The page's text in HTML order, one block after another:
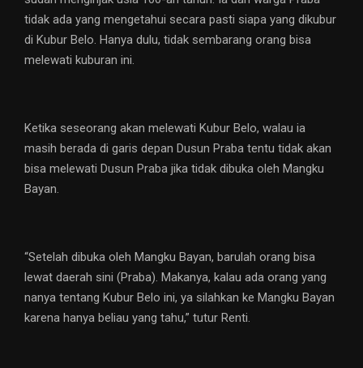
tidak ada yang mengetahui secara pasti siapa yang dikubur
di Kubur Belo. Hanya dulu, tidak sembarang orang bisa
melewati kuburan ini.
Ketika seseorang akan melewati Kubur Belo, walau ia
masih berada di garis depan Dusun Praba tentu tidak akan
bisa melewati Dusun Praba jika tidak dibuka oleh Mangku
Bayan.
“Setelah dibuka oleh Mangku Bayan, barulah orang bisa
lewat daerah sini (Praba). Makanya, kalau ada orang yang
nanya tentang Kubur Belo ini, ya silahkan ke Mangku Bayan
karena hanya beliau yang tahu,” tutur Renti.